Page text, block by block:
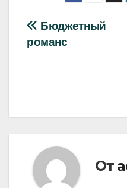
Навигация
по
Бюджетный
романс
От